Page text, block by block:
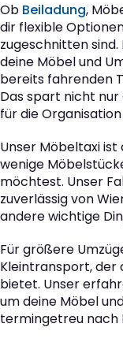
Ob Beiladung,
dir flexible
zugeschnitten
deine Möbel und
bereits fahrenden
Das spart nicht nur
für die
Unser Möbeltaxi ist
wenige
möchtest. Unser
zuverlässig von
andere wichtige
Für größere
Kleintransport, der
bietet. Unser
um deine Möbel
termingetreu nach